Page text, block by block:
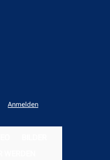
Anmelden